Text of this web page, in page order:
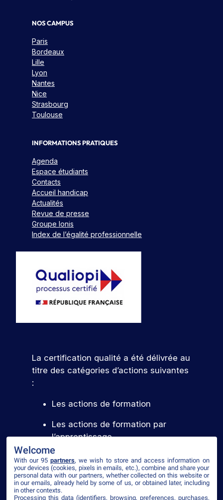
NOS CAMPUS
Paris
Bordeaux
Lille
Lyon
Nantes
Nice
Strasbourg
Toulouse
INFORMATIONS PRATIQUES
Agenda
Espace étudiants
Contacts
Accueil handicap
Actualités
Revue de presse
Groupe Ionis
Index de l’égalité professionnelle
La certification qualité a été délivrée au
titre des catégories d’actions suivantes
:
Les actions de formation
Les actions de formation par
l’apprentissage
Voir le certificat
Welcome
With our 95partners, we wish to store and access information on
your devices (cookies, pixels in emails, etc.), combine and share your
personal data with our partners, whether collected on this website or
in our emails, already held by some of us, or obtained later, including
in other contexts.
Processing this data (identifiers, browsing, preferences, purchases,